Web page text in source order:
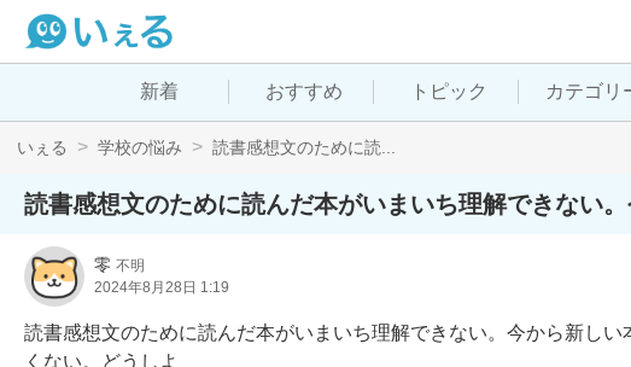
新着 おすすめ トピック カテゴリ
いぇる 学校の悩み 読書感想文のために読...
読書感想文のために読んだ本がいまいち理解できない
零 不明
2024年8月28日 1:19
読書感想文のために読んだ本がいまいち理解できない。今から新し
くない。どうしよ